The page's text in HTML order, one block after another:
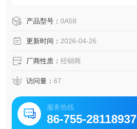
产品型号： 0A58
更新时间： 2026-04-26
厂商性质： 经销商
访问量： 67
服务热线
86-755-28118937